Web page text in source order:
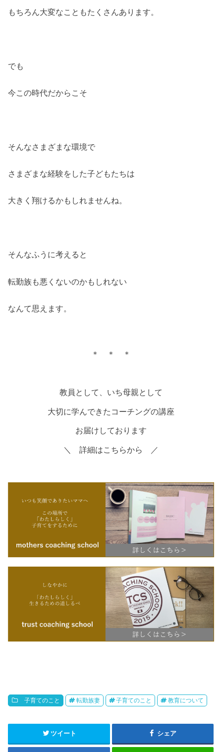
もちろん大変なこともたくさんあります。
でも
今この時代だからこそ
そんなさまざまな環境で
さまざまな経験をした子どもたちは
大きく翔けるかもしれませんね。
そんなふうに考えると
転勤族も悪くないのかもしれない
なんて思えます。
＊ ＊ ＊
教員として、いち母親として
大切に学んできたコーチングの講座
お届けしております
＼ 詳細はこちらから ／
子育てのこと 転勤族妻 子育てのこと 教育について
ツイート シェア